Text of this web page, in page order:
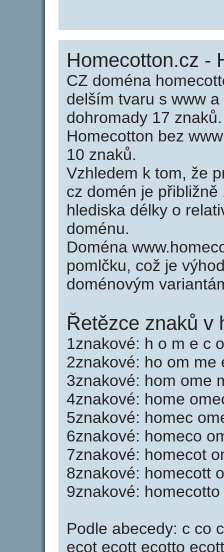
Homecotton.cz -
CZ doména
delším tvaru s www
dohromady 17
Homecotton bez
10 znaků.
Vzhledem k tom, že
cz domén je
hlediska délky o
doménu.
Doména
pomlčku, což je
doménovým
Řetězce znaků v
1znakové: h o m e c
2znakové: ho om me
3znakové: hom ome
4znakové: home
5znakové: homec
6znakové: homeco
7znakové: homecot
8znakové: homecott
9znakové:
Podle abecedy: c co
ecot ecott ecotto